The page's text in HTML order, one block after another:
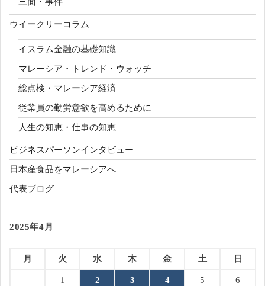
ウイークリーコラム
イスラム金融の基礎知識
マレーシア・トレンド・ウォッチ
総点検・マレーシア経済
従業員の勤労意欲を高めるために
人生の知恵・仕事の知恵
ビジネスパーソンインタビュー
日本産食品をマレーシアへ
代表ブログ
2025年4月
月 火 水 木 金 土 日
1 2 3 4 5 6